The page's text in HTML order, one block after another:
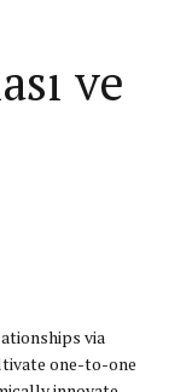
ve
via
one-to-one